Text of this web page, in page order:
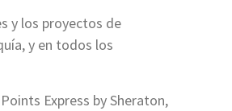
y los proyectos de
y en todos los
Express by Sheraton,